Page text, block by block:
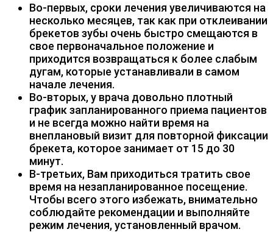
Во-первых, сроки лечения увеличиваются на
несколько месяцев, так как при отклеивании
брекетов зубы очень быстро смещаются в
свое первоначальное положение и
приходится возвращаться к более слабым
дугам, которые устанавливали в самом
начале лечения.
Во-вторых, у врача довольно плотный
график запланированного приема пациентов
и не всегда можно найти время на
внеплановый визит для повторной фиксации
брекета, которое занимает от 15 до 30
минут.
В-третьих, Вам приходиться тратить свое
время на незапланированное посещение.
Чтобы всего этого избежать, внимательно
соблюдайте рекомендации и выполняйте
режим лечения, установленный врачом.